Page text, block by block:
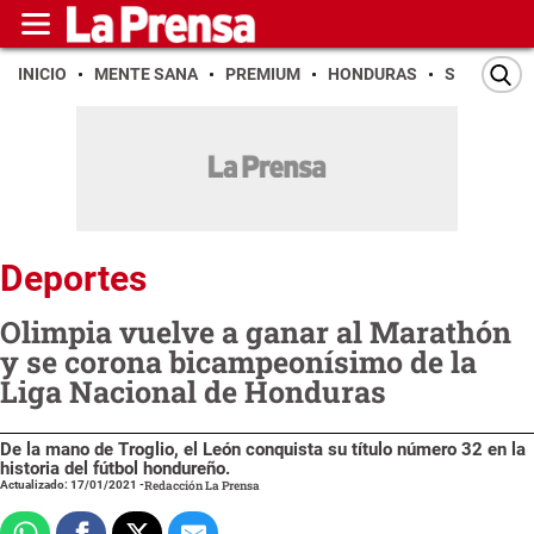
INICIO MENTE SANA PREMIUM HONDURAS SAN PEDRO
Deportes
Olimpia vuelve a ganar al Marathón
y se corona bicampeonísimo de la
Liga Nacional de Honduras
De la mano de Troglio, el León conquista su título número 32 en la
historia del fútbol hondureño.
Actualizado: 17/01/2021 -Redacción La Prensa